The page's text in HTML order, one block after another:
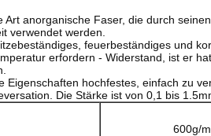
Art anorganische Faser, die durch
verwendet werden.
feuerbeständiges und
erfordern - Widerstand, ist er
Eigenschaften hochfestes, einfach zu
Die Stärke ist von 0,1 bis
600g/